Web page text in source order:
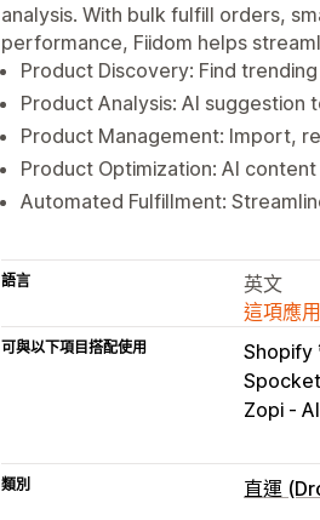
analysis. With bulk fulfill orders,
performance, Fiidom helps
Product Discovery: Find
Product Analysis: AI
Product Management: Import,
Product Optimization: AI
Automated Fulfillment:
語言
英文
這項應
可與以下項目搭配使用 Shopify
Zopi ‑
類別 直運